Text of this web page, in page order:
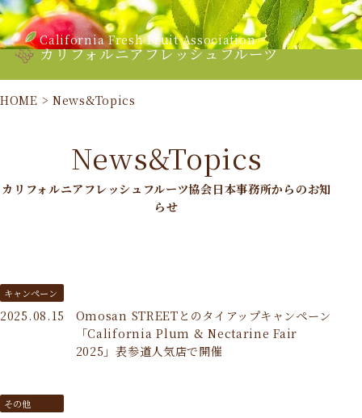
California Fresh Fruit Association
カリフォルニアフレッシュフルーツ
HOME > News&Topics
News&Topics
カリフォルニアフレッシュフルーツ協会日本事務所からのお知
らせ
キャンペーン
2025.08.15
Omosan STREETとのタイアップキャンペーン
「California Plum & Nectarine Fair
2025」表参道人気店で開催
その他